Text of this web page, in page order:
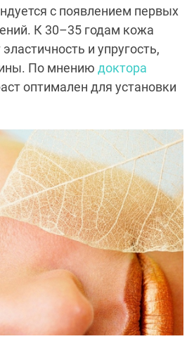
с появлением первых
К 30–35 годам кожа
и упругость,
По мнению доктора
оптимален для установки